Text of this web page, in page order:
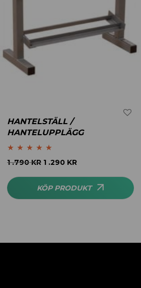
HANTELSTÄLL /
HANTELUPPLÄGG
Betygsatt4.83
1 .790KR 1 .290 KR
KÖP PRODUKT